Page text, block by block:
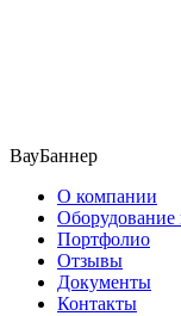
ВауБаннер
О компании
Оборудование
Портфолио
Отзывы
Документы
Контакты